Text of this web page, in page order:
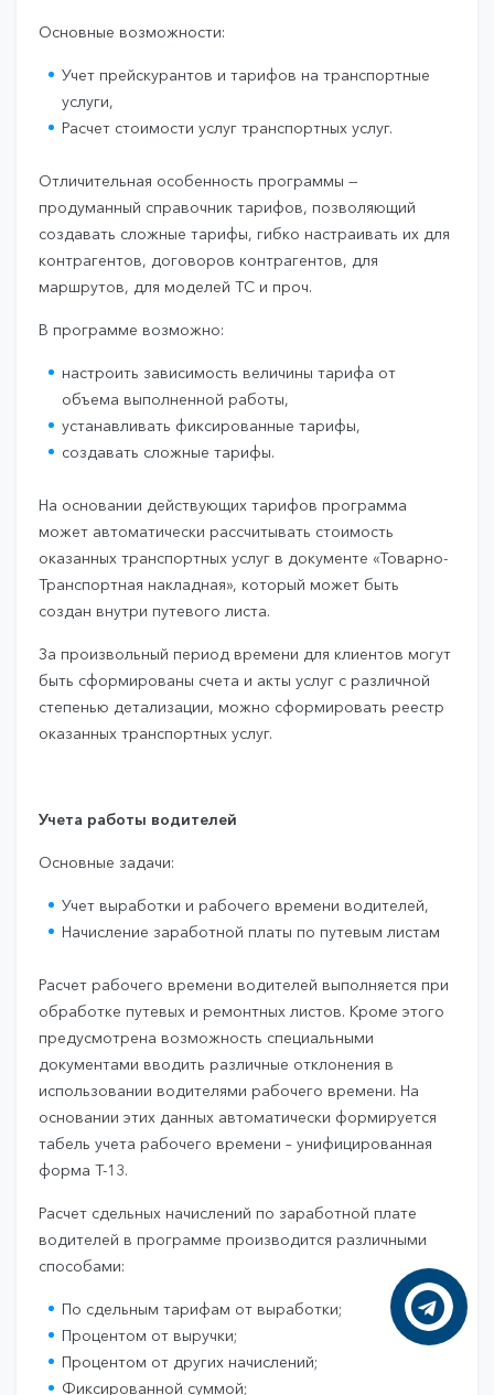
Основные возможности:
Учет прейскурантов и тарифов на транспортные
услуги,
Расчет стоимости услуг транспортных услуг.
Отличительная особенность программы —
продуманный справочник тарифов, позволяющий
создавать сложные тарифы, гибко настраивать их для
контрагентов, договоров контрагентов, для
маршрутов, для моделей ТС и проч.
В программе возможно:
настроить зависимость величины тарифа от
объема выполненной работы,
устанавливать фиксированные тарифы,
создавать сложные тарифы.
На основании действующих тарифов программа
может автоматически рассчитывать стоимость
оказанных транспортных услуг в документе «Товарно-
Транспортная накладная», который может быть
создан внутри путевого листа.
За произвольный период времени для клиентов могут
быть сформированы счета и акты услуг с различной
степенью детализации, можно сформировать реестр
оказанных транспортных услуг.
Учета работы водителей
Основные задачи:
Учет выработки и рабочего времени водителей,
Начисление заработной платы по путевым листам
Расчет рабочего времени водителей выполняется при
обработке путевых и ремонтных листов. Кроме этого
предусмотрена возможность специальными
документами вводить различные отклонения в
использовании водителями рабочего времени. На
основании этих данных автоматически формируется
табель учета рабочего времени – унифицированная
форма Т-13.
Расчет сдельных начислений по заработной плате
водителей в программе производится различными
способами:
По сдельным тарифам от выработки;
Процентом от выручки;
Процентом от других начислений;
Фиксированной суммой;